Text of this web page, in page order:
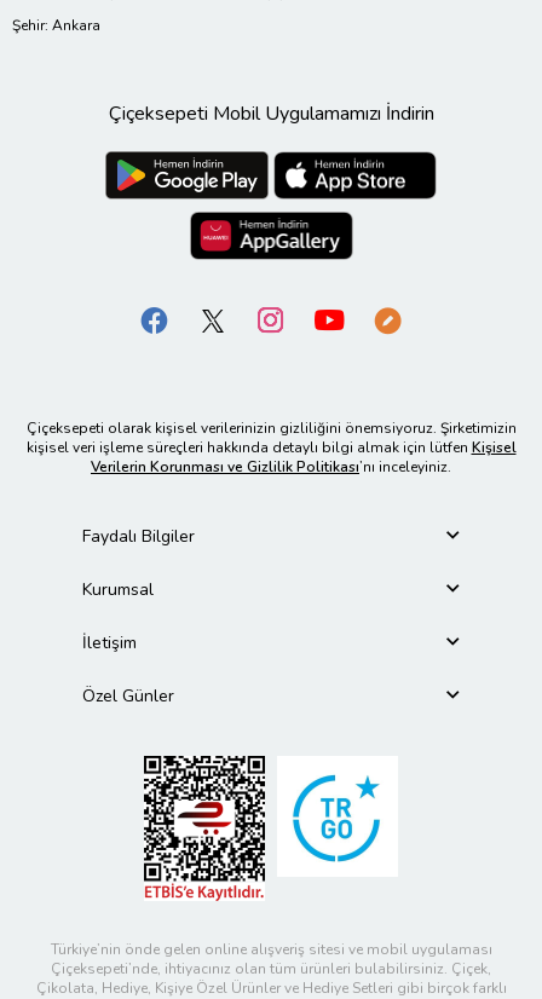
Şehir: Ankara
Çiçeksepeti Mobil Uygulamamızı İndirin
Çiçeksepeti olarak kişisel verilerinizin gizliliğini önemsiyoruz. Şirketimizin
kişisel veri işleme süreçleri hakkında detaylı bilgi almak için lütfen Kişisel
Verilerin Korunması ve Gizlilik Politikası’nı inceleyiniz.
Faydalı Bilgiler
Kurumsal
İletişim
Özel Günler
Türkiye’nin önde gelen online alışveriş sitesi ve mobil uygulaması
Çiçeksepeti’nde, ihtiyacınız olan tüm ürünleri bulabilirsiniz. Çiçek,
Çikolata, Hediye, Kişiye Özel Ürünler ve Hediye Setleri gibi birçok farklı